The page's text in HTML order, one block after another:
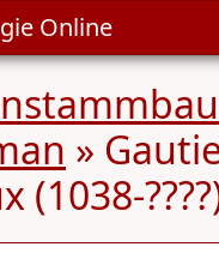
Online
»
(1038-